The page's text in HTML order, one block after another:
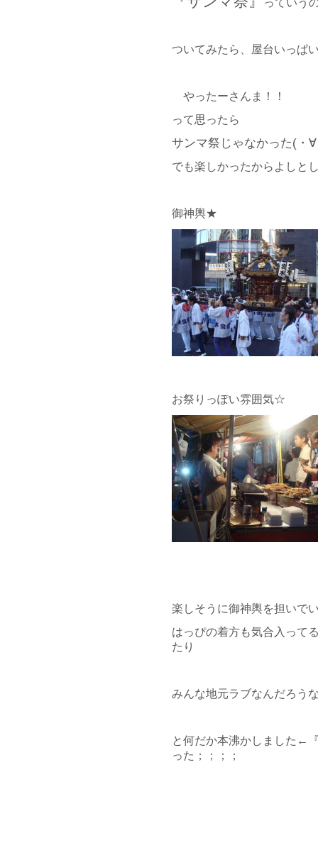
っていう
ついてみたら、屋台いっぱ
やったーさんま！！
って思ったら
サンマ祭じゃなかった(・
でも楽しかったからよしと
御神輿★
お祭りっぽい雰囲気☆
楽しそうに御神輿を担いで
はっぴの着方も気合入って
たり
みんな地元ラブなんだろう
と何だか本沸かしました←
った；；；；